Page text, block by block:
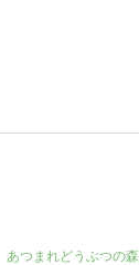
あつまれどうぶつの森